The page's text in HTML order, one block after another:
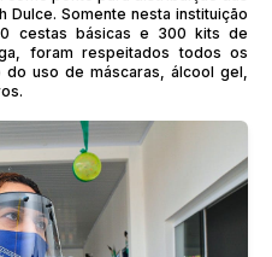
Dulce. Somente nesta instituição
cestas básicas e 300 kits de
foram respeitados todos os
uso de máscaras, álcool gel,